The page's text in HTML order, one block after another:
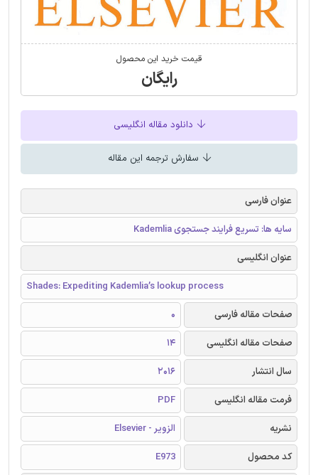
قیمت خرید این محصول
رایگان
دانلود مقاله انگلیسی
سفارش ترجمه این مقاله
عنوان فارسی
سایه ها: تسریع فرایند جستجوی Kademlia
عنوان انگلیسی
Shades: Expediting Kademlia’s lookup process
صفحات مقاله فارسی
0
صفحات مقاله انگلیسی
14
سال انتشار
2016
فرمت مقاله انگلیسی
PDF
نشریه
الزویر - Elsevier
کد محصول
E973